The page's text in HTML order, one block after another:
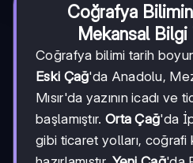
Coğrafya
Mekansal
Coğrafya bilimi tarih
Eski Çağ'da Anadolu,
Mısır'da yazının icadı
başlamıştır. Orta Çağ'da
gibi ticaret yolları,